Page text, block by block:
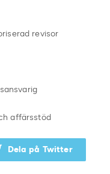
revisor
affärsstöd
Dela på Twitter